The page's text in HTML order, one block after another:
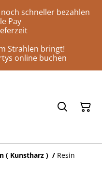
schneller bezahlen
Pay
Strahlen bringt!
online buchen
( Kunstharz ) / Resin